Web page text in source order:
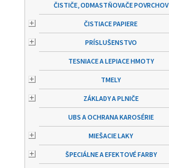
ČISTIČE, ODMASTŇOVAČE POVRCHOV
ČISTIACE PAPIERE
PRÍSLUŠENSTVO
TESNIACE A LEPIACE HMOTY
TMELY
ZÁKLADY A PLNIČE
UBS A OCHRANA KAROSÉRIE
MIEŠACIE LAKY
ŠPECIÁLNE A EFEKTOVÉ FARBY